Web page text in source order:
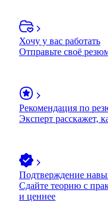
Хочу у вас работать
Отправьте своё
Рекомендация по
Эксперт расскажет,
Подтверждение
Сдайте теорию с
и ценнее